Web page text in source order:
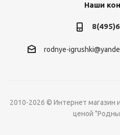
Наши
rodnye-
2010-2026 © Интернет магазин
ценой